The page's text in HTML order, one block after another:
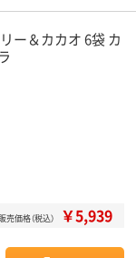
ー＆カカオ 6袋 カ
販売価格（税込） ￥5,939